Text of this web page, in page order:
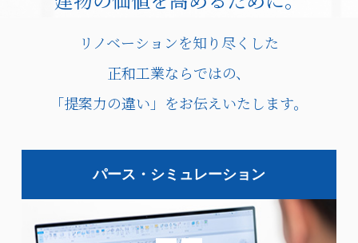
リノベーションを知り尽くした
正和工業ならではの、
「提案力の違い」をお伝えいたします。
パース・シミュレーション